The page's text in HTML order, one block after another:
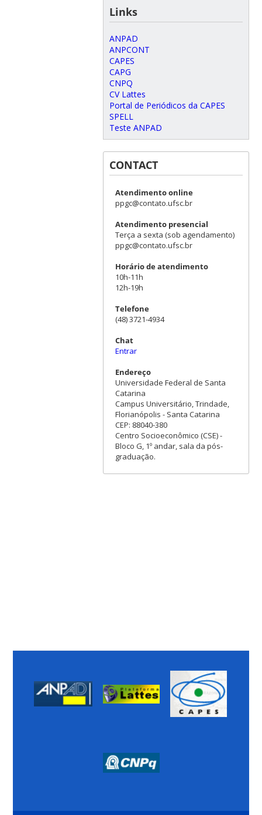
Links
ANPAD
ANPCONT
CAPES
CAPG
CNPQ
CV Lattes
Portal de Periódicos da CAPES
SPELL
Teste ANPAD
CONTACT
Atendimento online
ppgc@contato.ufsc.br
Atendimento presencial
Terça a sexta (sob agendamento)
ppgc@contato.ufsc.br
Horário de atendimento
10h-11h
12h-19h
Telefone
(48) 3721-4934
Chat
Entrar
Endereço
Universidade Federal de Santa
Catarina
Campus Universitário, Trindade,
Florianópolis - Santa Catarina
CEP: 88040-380
Centro Socioeconômico (CSE) -
Bloco G, 1º andar, sala da pós-
graduação.